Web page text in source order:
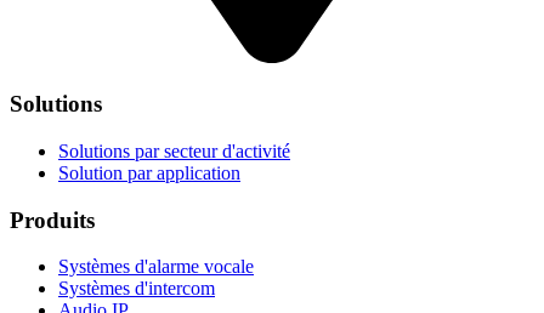
Solutions
Solutions par secteur d'activité
Solution par application
Produits
Systèmes d'alarme vocale
Systèmes d'intercom